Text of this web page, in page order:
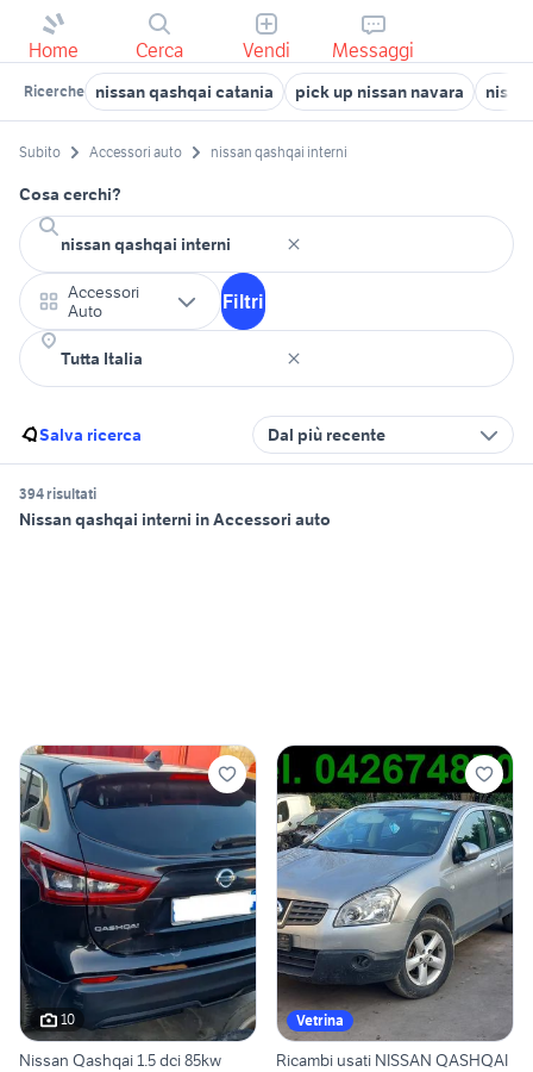
Home Cerca Vendi Messaggi
Ricerche nissan qashqai catania pick up nissan navara
Subito Accessori auto nissan qashqai interni
Cosa cerchi?
Accessori
Auto
Filtri
Salva ricerca Dal più recente
394 risultati
Nissan qashqai interni in Accessori auto
10
Nissan Qashqai 1.5 dci 85kw
Vetrina
Ricambi usati NISSAN QASHQAI